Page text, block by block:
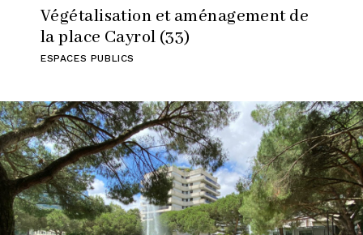
Végétalisation et aménagement de
la place Cayrol (33)
ESPACES PUBLICS